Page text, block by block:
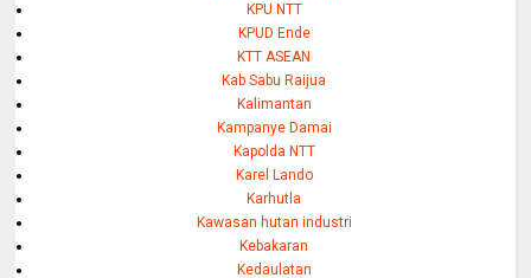
KPU NTT
KPUD Ende
KTT ASEAN
Kab Sabu Raijua
Kalimantan
Kampanye Damai
Kapolda NTT
Karel Lando
Karhutla
Kawasan hutan industri
Kebakaran
Kedaulatan